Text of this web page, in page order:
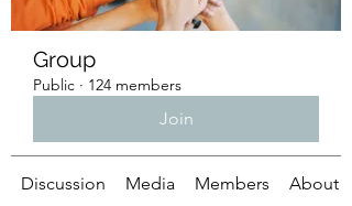
Group
Public · 124 members
Join
Discussion Media Members About